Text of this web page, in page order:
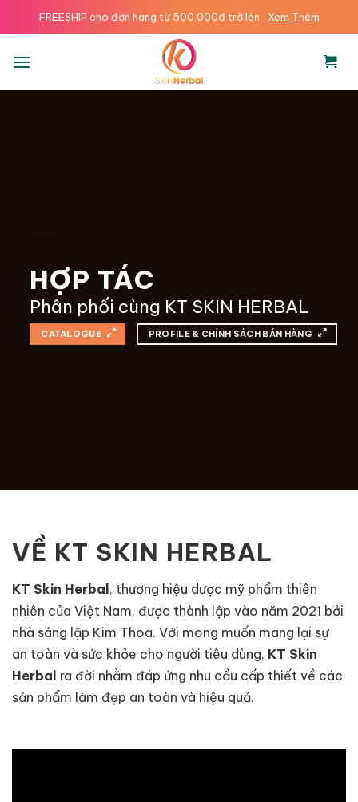
to
content
FREESHIP cho đơn hàng từ 500.000đ trở lên Xem Thêm
HỢP TÁC
Phân phối cùng KT SKIN HERBAL
CATALOGUE PROFILE & CHÍNH SÁCH BÁN HÀNG
VỀ KT SKIN HERBAL
KT Skin Herbal , thương hiệu dược mỹ phẩm thiên
nhiên của Việt Nam, được thành lập vào năm 2021 bởi
nhà sáng lập Kim Thoa. Với mong muốn mang lại sự
an toàn và sức khỏe cho người tiêu dùng, KT Skin
Herbal ra đời nhằm đáp ứng nhu cầu cấp thiết về các
sản phẩm làm đẹp an toàn và hiệu quả.